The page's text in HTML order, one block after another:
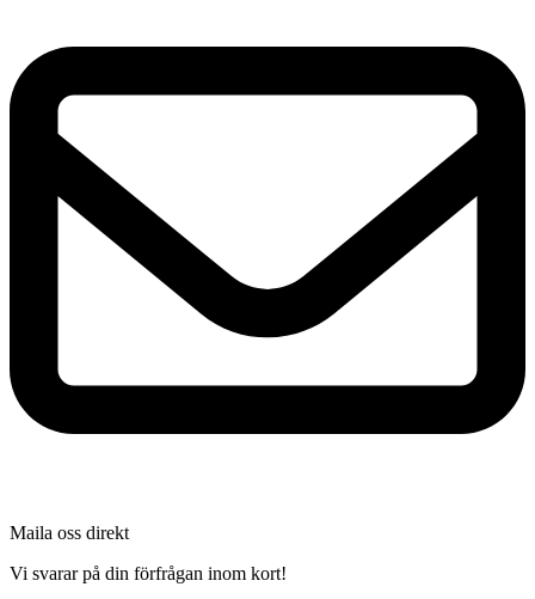
Maila oss direkt
Vi svarar på din förfrågan inom kort!